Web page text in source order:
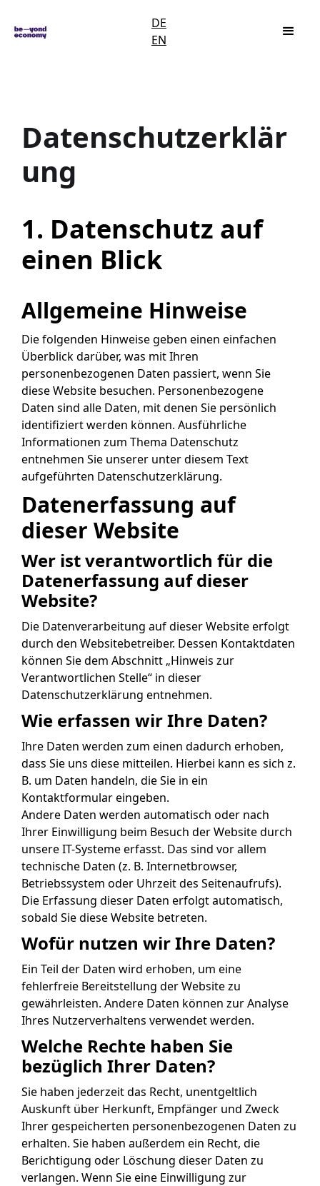
DE
EN
Datenschutzerklär
ung
1. Datenschutz auf
einen Blick
Allgemeine Hinweise
Die folgenden Hinweise geben einen einfachen
Überblick darüber, was mit Ihren
personenbezogenen Daten passiert, wenn Sie
diese Website besuchen. Personenbezogene
Daten sind alle Daten, mit denen Sie persönlich
identifiziert werden können. Ausführliche
Informationen zum Thema Datenschutz
entnehmen Sie unserer unter diesem Text
aufgeführten Datenschutzerklärung.
Datenerfassung auf
dieser Website
Wer ist verantwortlich für die
Datenerfassung auf dieser
Website?
Die Datenverarbeitung auf dieser Website erfolgt
durch den Websitebetreiber. Dessen Kontaktdaten
können Sie dem Abschnitt „Hinweis zur
Verantwortlichen Stelle“ in dieser
Datenschutzerklärung entnehmen.
Wie erfassen wir Ihre Daten?
Ihre Daten werden zum einen dadurch erhoben,
dass Sie uns diese mitteilen. Hierbei kann es sich z.
B. um Daten handeln, die Sie in ein
Kontaktformular eingeben.
Andere Daten werden automatisch oder nach
Ihrer Einwilligung beim Besuch der Website durch
unsere IT-Systeme erfasst. Das sind vor allem
technische Daten (z. B. Internetbrowser,
Betriebssystem oder Uhrzeit des Seitenaufrufs).
Die Erfassung dieser Daten erfolgt automatisch,
sobald Sie diese Website betreten.
Wofür nutzen wir Ihre Daten?
Ein Teil der Daten wird erhoben, um eine
fehlerfreie Bereitstellung der Website zu
gewährleisten. Andere Daten können zur Analyse
Ihres Nutzerverhaltens verwendet werden.
Welche Rechte haben Sie
bezüglich Ihrer Daten?
Sie haben jederzeit das Recht, unentgeltlich
Auskunft über Herkunft, Empfänger und Zweck
Ihrer gespeicherten personenbezogenen Daten zu
erhalten. Sie haben außerdem ein Recht, die
Berichtigung oder Löschung dieser Daten zu
verlangen. Wenn Sie eine Einwilligung zur